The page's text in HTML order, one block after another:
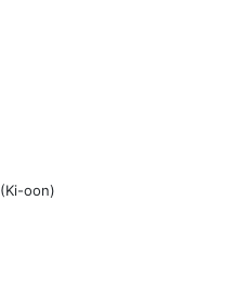
(Ki-oon)